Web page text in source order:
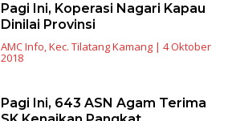
Pagi Ini, Koperasi Nagari Kapau
Dinilai Provinsi
AMC Info,Kec. Tilatang Kamang| 4 Oktober
2018
Pagi Ini, 643 ASN Agam Terima